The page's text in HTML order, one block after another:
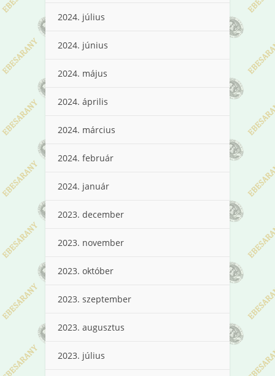
2024. július
2024. június
2024. május
2024. április
2024. március
2024. február
2024. január
2023. december
2023. november
2023. október
2023. szeptember
2023. augusztus
2023. július